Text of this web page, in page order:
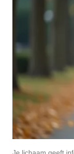
Je lichaam geeft